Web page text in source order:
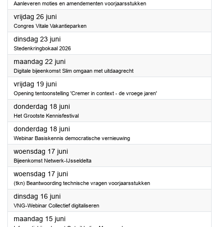
Aanleveren moties en amendementen voorjaarsstukken
vrijdag 26 juni2026
Congres Vitale Vakantieparken
dinsdag 23 juni2026
Stedenkringbokaal 2026
maandag 22 juni2026
Digitale bijeenkomst Slim omgaan met uitdaagrecht
vrijdag 19 juni2026
Opening tentoonstelling 'Cremer in context - de vroege jaren'
donderdag 18 juni2026
Het Grootste Kennisfestival
donderdag 18 juni2026
Webinar Basiskennis democratische vernieuwing
woensdag 17 juni2026
Bijeenkomst Netwerk-IJsseldelta
woensdag 17 juni2026
(tkn) Beantwoording technische vragen voorjaarsstukken
dinsdag 16 juni2026
VNG-Webinar Collectief digitaliseren
maandag 15 juni2026